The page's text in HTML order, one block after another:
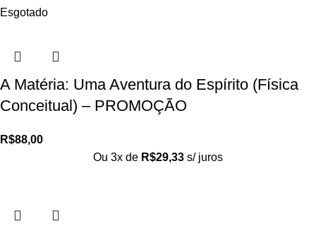
Esgotado
A Matéria: Uma Aventura do Espírito (Física
Conceitual) – PROMOÇÃO
R$88,00
Ou 3x de R$29,33 s/ juros